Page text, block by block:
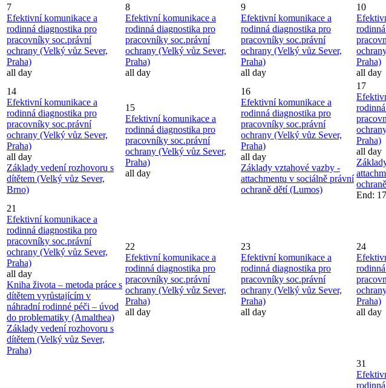
7
Efektivní komunikace a
rodinná diagnostika pro
pracovníky soc.právní
ochrany (Velký vůz Sever,
Praha)
all day
8
Efektivní komunikace a
rodinná diagnostika pro
pracovníky soc.právní
ochrany (Velký vůz Sever,
Praha)
all day
9
Efektivní komunikace a
rodinná diagnostika pro
pracovníky soc.právní
ochrany (Velký vůz Sever,
Praha)
all day
10
Praha)
all day
14
Efektivní komunikace a
rodinná diagnostika pro
pracovníky soc.právní
ochrany (Velký vůz Sever,
Praha)
all day
Základy vedení rozhovoru s
dítětem (Velký vůz Sever,
Brno)
15
Efektivní komunikace a
rodinná diagnostika pro
pracovníky soc.právní
ochrany (Velký vůz Sever,
Praha)
all day
16
Efektivní komunikace a
rodinná diagnostika pro
pracovníky soc.právní
ochrany (Velký vůz Sever,
Praha)
all day
Základy vztahové vazby -
attachmentu v sociálně právní
ochraně dětí (Lumos)
17
Praha)
all day
End:
21
Efektivní komunikace a
rodinná diagnostika pro
pracovníky soc.právní
ochrany (Velký vůz Sever,
Praha)
all day
Kniha života – metoda práce s
dítětem vyrůstajícím v
náhradní rodinné péči – úvod
do problematiky (Amalthea)
Základy vedení rozhovoru s
dítětem (Velký vůz Sever,
Praha)
22
Efektivní komunikace a
rodinná diagnostika pro
pracovníky soc.právní
ochrany (Velký vůz Sever,
Praha)
all day
23
Efektivní komunikace a
rodinná diagnostika pro
pracovníky soc.právní
ochrany (Velký vůz Sever,
Praha)
all day
24
Praha)
all day
31